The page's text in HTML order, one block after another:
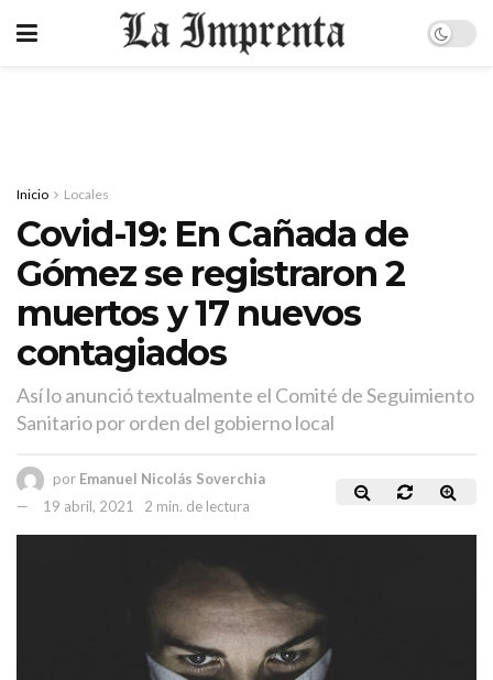
Inicio Locales
Covid-19: En Cañada de
Gómez se registraron 2
muertos y 17 nuevos
contagiados
Así lo anunció textualmente el Comité de Seguimiento
Sanitario por orden del gobierno local
por Emanuel Nicolás Soverchia
19 abril, 2021
2 min. de lectura